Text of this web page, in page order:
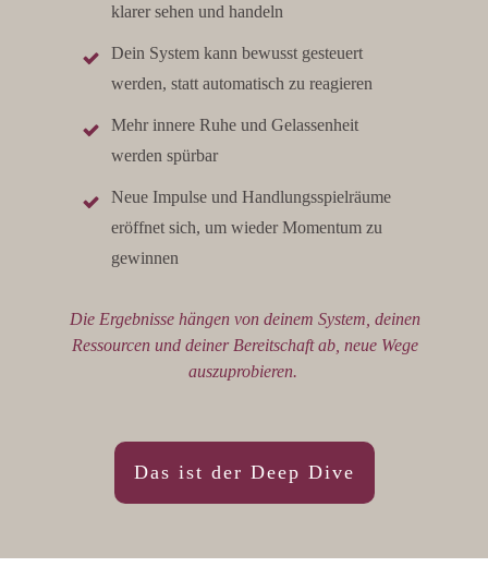
klarer sehen und handeln
Dein System kann bewusst gesteuert
werden, statt automatisch zu reagieren
Mehr innere Ruhe und Gelassenheit
werden spürbar
Neue Impulse und Handlungsspielräume
eröffnet sich, um wieder Momentum zu
gewinnen
Die Ergebnisse hängen von deinem System, deinen
Ressourcen und deiner Bereitschaft ab, neue Wege
auszuprobieren.
Das ist der Deep Dive